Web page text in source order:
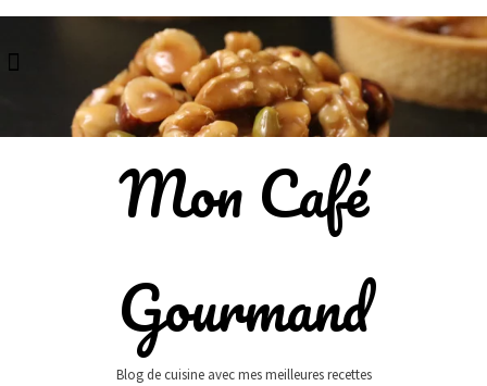
content
Mon Café
Gourmand
Blog de cuisine avec mes meilleures recettes